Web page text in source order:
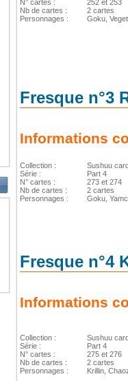
N° cartes :
Nb de cartes :
Personnages :
252 et 253
2 cartes
Goku,
Fresque n°3
Informations
Collection :
Série :
N° cartes :
Nb de cartes :
Personnages :
Sushuu
Part 4
273 et 274
2 cartes
Goku,
Fresque n°4
Informations
Collection :
Série :
N° cartes :
Nb de cartes :
Personnages :
Sushuu
Part 4
275 et 276
2 cartes
Krillin,